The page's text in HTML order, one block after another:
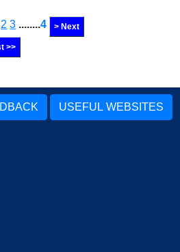
2 3 ........4 > Next
>>
USEFUL WEBSITES